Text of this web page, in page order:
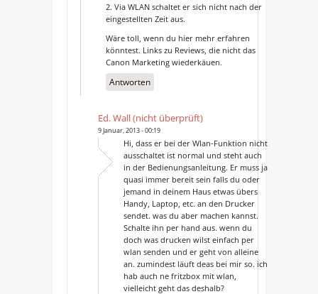
2. Via WLAN schaltet er sich nicht nach der
eingestellten Zeit aus.
Wäre toll, wenn du hier mehr erfahren
könntest. Links zu Reviews, die nicht das
Canon Marketing wiederkäuen.
Antworten
Ed. Wall (nicht überprüft)
9 Januar, 2013 - 00:19
Hi, dass er bei der Wlan-Funktion nicht
ausschaltet ist normal und steht auch
in der Bedienungsanleitung. Er muss ja
quasi immer bereit sein falls du oder
jemand in deinem Haus etwas übers
Handy, Laptop, etc. an den Drucker
sendet. was du aber machen kannst.
Schalte ihn per hand aus. wenn du
doch was drucken wilst einfach per
wlan senden und er geht von alleine
an. zumindest läuft deas bei mir so. ich
hab auch ne fritzbox mit wlan,
vielleicht geht das deshalb?